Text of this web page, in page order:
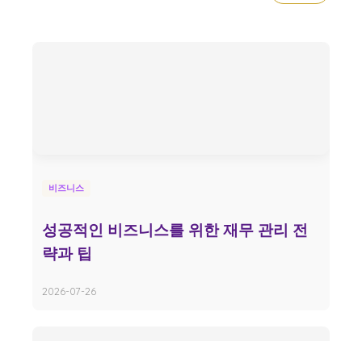
비즈니스
성공적인 비즈니스를 위한 재무 관리 전
략과 팁
2026-07-26